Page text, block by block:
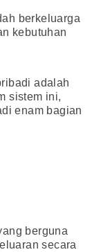
berkeluarga
kebutuhan
adalah
sistem ini,
enam bagian
berguna
secara